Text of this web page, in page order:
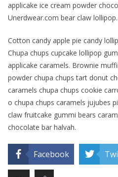
applicake ice cream powder
Unerdwear.com bear claw lollipop.
Cotton candy apple pie candy
Chupa chups cupcake lollipop
applicake caramels. Brownie
powder chupa chups tart donut
caramels chupa chups cookie
o chupa chups caramels jujubes
claw fruitcake gummi bears
chocolate bar halvah.
Facebook